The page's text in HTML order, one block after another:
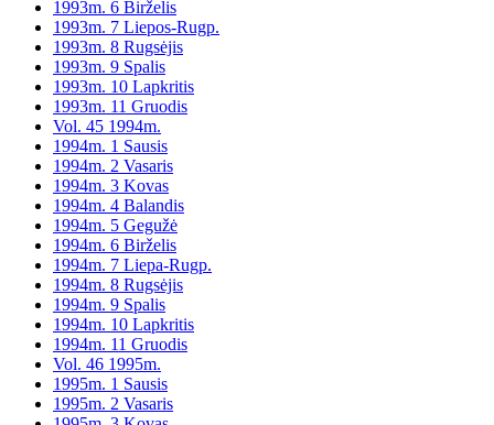
1993m. 6 Birželis
1993m. 7 Liepos-Rugp.
1993m. 8 Rugsėjis
1993m. 9 Spalis
1993m. 10 Lapkritis
1993m. 11 Gruodis
Vol. 45 1994m.
1994m. 1 Sausis
1994m. 2 Vasaris
1994m. 3 Kovas
1994m. 4 Balandis
1994m. 5 Gegužė
1994m. 6 Birželis
1994m. 7 Liepa-Rugp.
1994m. 8 Rugsėjis
1994m. 9 Spalis
1994m. 10 Lapkritis
1994m. 11 Gruodis
Vol. 46 1995m.
1995m. 1 Sausis
1995m. 2 Vasaris